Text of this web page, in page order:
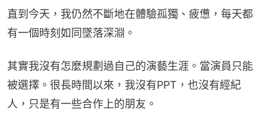
直到今天，我仍然不斷地在體驗孤獨、疲憊，每天都
有一個時刻如同墜落深淵。
其實我沒有怎麼規劃過自己的演藝生涯。當演員只能
被選擇。很長時間以來，我沒有PPT，也沒有經紀
人，只是有一些合作上的朋友。